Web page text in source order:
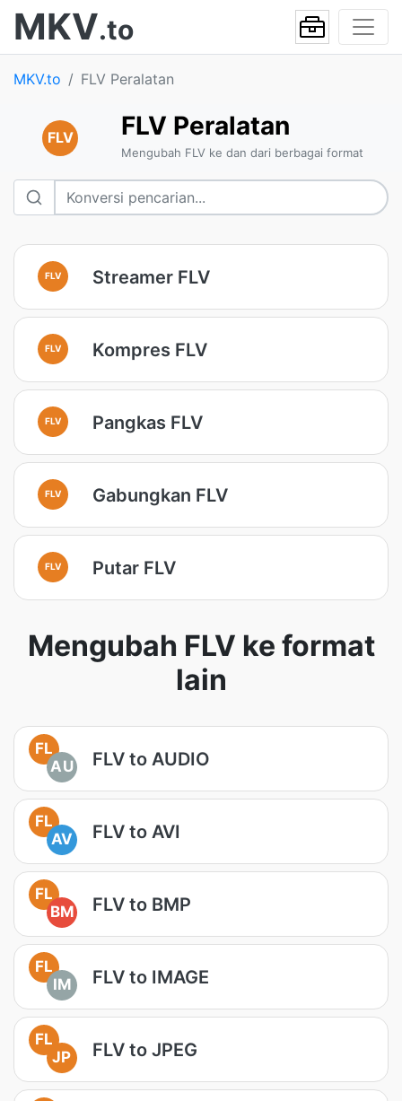
MKV.to
MKV.to FLV Peralatan
FLV FLV Peralatan
Mengubah FLV ke dan dari berbagai format
FLV Streamer FLV
FLV Kompres FLV
FLV Pangkas FLV
FLV Gabungkan FLV
FLV Putar FLV
Mengubah FLV ke format
lain
FL
AU
FLV to AUDIO
FL
AV
FLV to AVI
FL
BM
FLV to BMP
FL
IM
FLV to IMAGE
FL
JP
FLV to JPEG